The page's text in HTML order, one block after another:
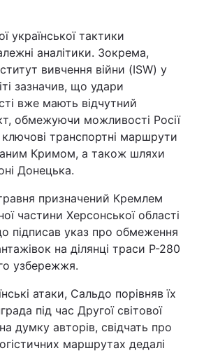
української тактики
аналітики. Зокрема,
вивчення війни (ISW) у
зазначив, що удари
вже мають відчутний
обмежуючи можливості Росії
транспортні маршрути
Кримом, а також шляхи
Донецька.
призначений Кремлем
частини Херсонської області
підписав указ про обмеження
на ділянці траси Р-280
узбережжя.
атаки, Сальдо порівняв їх
під час Другої світової
думку авторів, свідчать про
маршрутах дедалі